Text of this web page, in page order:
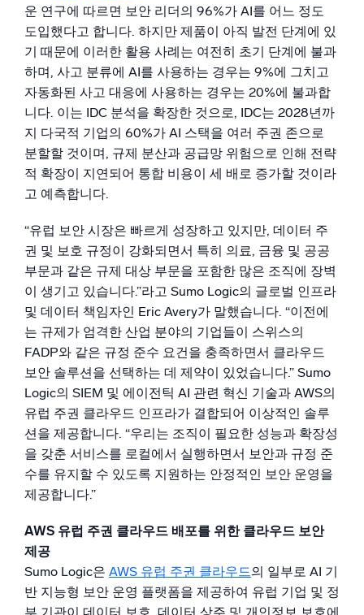
운 연구에 따르면 보안 리더의 96%가 AI를 어느 정도
도입했다고 합니다. 하지만 제품이 아직 발전 단계에 있
기 때문에 이러한 활용 사례는 여전히 초기 단계에 불과
하며, 사고 분류에 AI를 사용하는 경우는 9%에 그치고
자동화된 사고 대응에 사용하는 경우는 20%에 불과합
니다. 이는 IDC 분석을 확장한 것으로, IDC는 2028년까
지 다국적 기업의 60%가 AI 스택을 여러 주권 존으로
분할할 것이며, 규제 분산과 공급망 위험으로 인해 전략
적 확장이 지연되어 통합 비용이 세 배로 증가할 것이라
고 예측합니다.
“유럽 보안 시장은 빠르게 성장하고 있지만, 데이터 주
권 및 보호 규정이 강화되면서 특히 의료, 금융 및 공공
부문과 같은 규제 대상 부문을 포함한 많은 조직에 장벽
이 생기고 있습니다.”라고 Sumo Logic의 글로벌 인프라
및 데이터 책임자인 Eric Avery가 말했습니다. “이전에
는 규제가 엄격한 산업 분야의 기업들이 스위스의
FADP와 같은 규정 준수 요건을 충족하면서 클라우드
보안 솔루션을 선택하는 데 제약이 있었습니다.” Sumo
Logic의 SIEM 및 에이전틱 AI 관련 혁신 기술과 AWS의
유럽 주권 클라우드 인프라가 결합되어 이상적인 솔루
션을 제공합니다. “우리는 조직이 필요한 성능과 확장성
을 갖춘 서비스를 로컬에서 실행하면서 보안과 규정 준
수를 유지할 수 있도록 지원하는 안정적인 보안 운영을
제공합니다.”
AWS 유럽 주권 클라우드 배포를 위한 클라우드 보안
제공
Sumo Logic은 AWS 유럽 주권 클라우드의 일부로 AI 기
반 지능형 보안 운영 플랫폼을 제공하여 유럽 기업 및 정